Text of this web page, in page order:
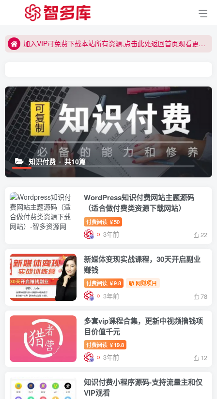
加入VIP可免费下载本站所有资源,点击此处返回首页观看更多精彩内容~
加入VIP可免费下载本站所有资源,点击此处返回首页观看更多精彩内容~
知识付费 共10篇
WordPress知识付费网站主题源码
（适合做付费类资源下载网站）
付费阅读 ￥50
3年前 22
新媒体变现实战课程，30天开启副业
赚钱
付费阅读 ￥9.8 网赚项目
3年前 78
多套vip课程合集，更新中视频撸钱项
目价值千元
付费阅读 ￥ 19.8
3年前 12
知识付费小程序源码-支持流量主和仅
VIP观看